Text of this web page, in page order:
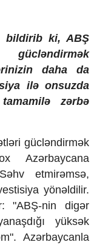
bildirib ki, ABŞ
gücləndirmək
daha da
ilə onsuzda
zərbə
gücləndirmək
Azərbaycana
etmirəmsə,
yönəldilir.
"ABŞ-nin digər
yüksək
Azərbaycanla